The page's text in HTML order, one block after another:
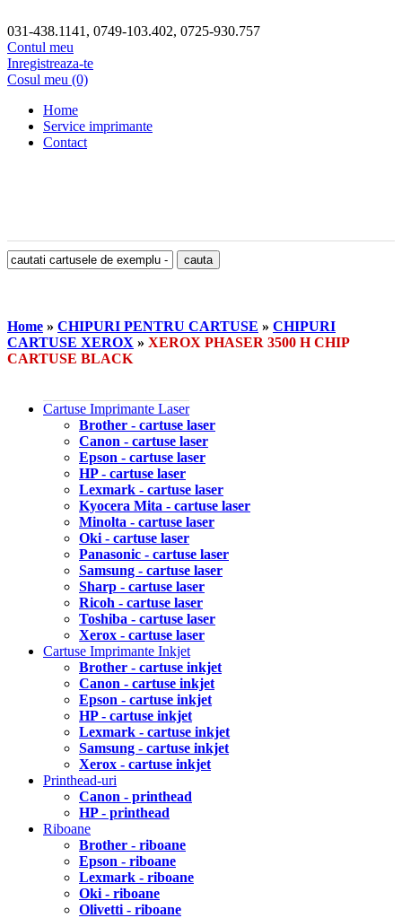
031-438.1141, 0749-103.402, 0725-930.757
Contul meu
Inregistreaza-te
Cosul meu (0)
Home
Service imprimante
Contact
Home » CHIPURI PENTRU CARTUSE » CHIPURI
CARTUSE XEROX » XEROX PHASER 3500 H CHIP
CARTUSE BLACK
Cartuse Imprimante Laser
Brother - cartuse laser
Canon - cartuse laser
Epson - cartuse laser
HP - cartuse laser
Lexmark - cartuse laser
Kyocera Mita - cartuse laser
Minolta - cartuse laser
Oki - cartuse laser
Panasonic - cartuse laser
Samsung - cartuse laser
Sharp - cartuse laser
Ricoh - cartuse laser
Toshiba - cartuse laser
Xerox - cartuse laser
Cartuse Imprimante Inkjet
Brother - cartuse inkjet
Canon - cartuse inkjet
Epson - cartuse inkjet
HP - cartuse inkjet
Lexmark - cartuse inkjet
Samsung - cartuse inkjet
Xerox - cartuse inkjet
Printhead-uri
Canon - printhead
HP - printhead
Riboane
Brother - riboane
Epson - riboane
Lexmark - riboane
Oki - riboane
Olivetti - riboane